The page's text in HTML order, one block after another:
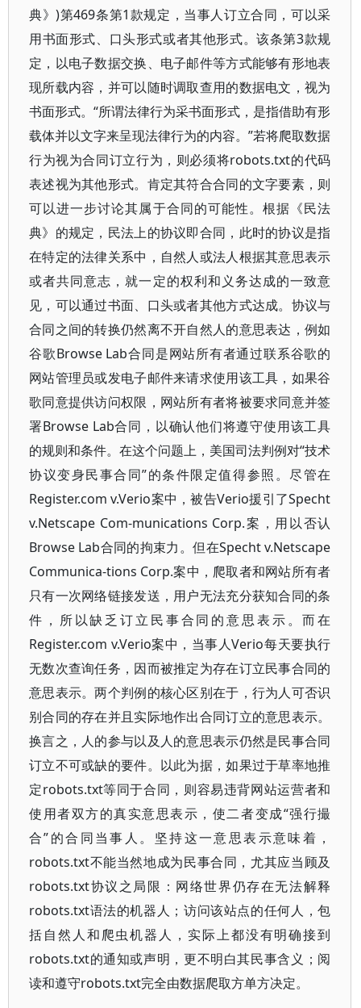
典》)第469条第1款规定，当事人订立合同，可以采
用书面形式、口头形式或者其他形式。该条第3款规
定，以电子数据交换、电子邮件等方式能够有形地表
现所载内容，并可以随时调取查用的数据电文，视为
书面形式。“所谓法律行为采书面形式，是指借助有形
载体并以文字来呈现法律行为的内容。”若将爬取数据
行为视为合同订立行为，则必须将robots.txt的代码
表述视为其他形式。肯定其符合合同的文字要素，则
可以进一步讨论其属于合同的可能性。根据《民法
典》的规定，民法上的协议即合同，此时的协议是指
在特定的法律关系中，自然人或法人根据其意思表示
或者共同意志，就一定的权利和义务达成的一致意
见，可以通过书面、口头或者其他方式达成。协议与
合同之间的转换仍然离不开自然人的意思表达，例如
谷歌Browse Lab合同是网站所有者通过联系谷歌的
网站管理员或发电子邮件来请求使用该工具，如果谷
歌同意提供访问权限，网站所有者将被要求同意并签
署Browse Lab合同，以确认他们将遵守使用该工具
的规则和条件。在这个问题上，美国司法判例对“技术
协议变身民事合同”的条件限定值得参照。尽管在
Register.com v.Verio案中，被告Verio援引了Specht
v.Netscape Com-munications Corp.案，用以否认
Browse Lab合同的拘束力。但在Specht v.Netscape
Communica-tions Corp.案中，爬取者和网站所有者
只有一次网络链接发送，用户无法充分获知合同的条
件，所以缺乏订立民事合同的意思表示。而在
Register.com v.Verio案中，当事人Verio每天要执行
无数次查询任务，因而被推定为存在订立民事合同的
意思表示。两个判例的核心区别在于，行为人可否识
别合同的存在并且实际地作出合同订立的意思表示。
换言之，人的参与以及人的意思表示仍然是民事合同
订立不可或缺的要件。以此为据，如果过于草率地推
定robots.txt等同于合同，则容易违背网站运营者和
使用者双方的真实意思表示，使二者变成“强行撮
合”的合同当事人。坚持这一意思表示意味着，
robots.txt不能当然地成为民事合同，尤其应当顾及
robots.txt协议之局限：网络世界仍存在无法解释
robots.txt语法的机器人；访问该站点的任何人，包
括自然人和爬虫机器人，实际上都没有明确接到
robots.txt的通知或声明，更不明白其民事含义；阅
读和遵守robots.txt完全由数据爬取方单方决定。